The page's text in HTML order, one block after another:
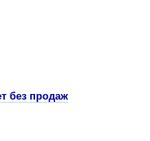
без продаж